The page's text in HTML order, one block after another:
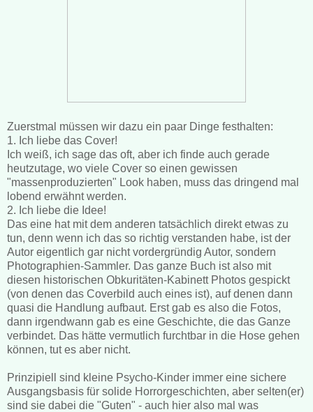
Zuerstmal müssen wir dazu ein paar Dinge festhalten:
1. Ich liebe das Cover!
Ich weiß, ich sage das oft, aber ich finde auch gerade
heutzutage, wo viele Cover so einen gewissen
"massenproduzierten" Look haben, muss das dringend mal
lobend erwähnt werden.
2. Ich liebe die Idee!
Das eine hat mit dem anderen tatsächlich direkt etwas zu
tun, denn wenn ich das so richtig verstanden habe, ist der
Autor eigentlich gar nicht vordergründig Autor, sondern
Photographien-Sammler. Das ganze Buch ist also mit
diesen historischen Obkuritäten-Kabinett Photos gespickt
(von denen das Coverbild auch eines ist), auf denen dann
quasi die Handlung aufbaut. Erst gab es also die Fotos,
dann irgendwann gab es eine Geschichte, die das Ganze
verbindet. Das hätte vermutlich furchtbar in die Hose gehen
können, tut es aber nicht.
Prinzipiell sind kleine Psycho-Kinder immer eine sichere
Ausgangsbasis für solide Horrorgeschichten, aber selten(er)
sind sie dabei die "Guten" - auch hier also mal was